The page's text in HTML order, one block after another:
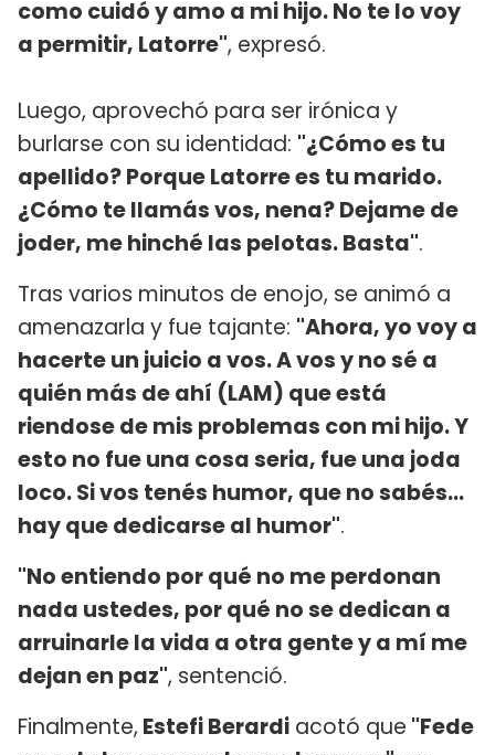
como cuidó y amo a mi hijo. No te lo voy
a permitir, Latorre", expresó.
Luego, aprovechó para ser irónica y
burlarse con su identidad: "¿Cómo es tu
apellido? Porque Latorre es tu marido.
¿Cómo te llamás vos, nena? Dejame de
joder, me hinché las pelotas. Basta".
Tras varios minutos de enojo, se animó a
amenazarla y fue tajante: "Ahora, yo voy a
hacerte un juicio a vos. A vos y no sé a
quién más de ahí (LAM) que está
riendose de mis problemas con mi hijo. Y
esto no fue una cosa seria, fue una joda
loco. Si vos tenés humor, que no sabés...
hay que dedicarse al humor".
"No entiendo por qué no me perdonan
nada ustedes, por qué no se dedican a
arruinarle la vida a otra gente y a mí me
dejan en paz", sentenció.
Finalmente, Estefi Berardi acotó que "Fede